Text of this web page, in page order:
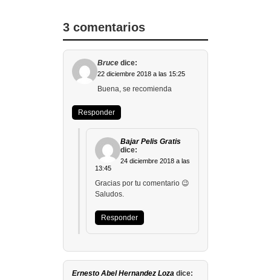
3 comentarios
Bruce dice:
22 diciembre 2018 a las 15:25
Buena, se recomienda
Responder
Bajar Pelis Gratis
dice:
24 diciembre 2018 a las
13:45
Gracias por tu comentario 😉
Saludos.
Responder
Ernesto Abel Hernandez Loza dice: